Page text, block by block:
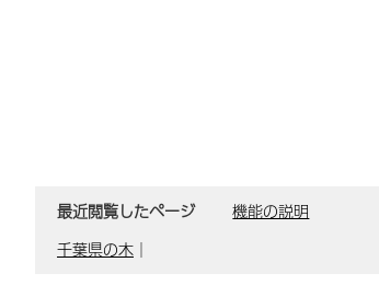
最近閲覧したページ
機能の説明
千葉県の木 ｜